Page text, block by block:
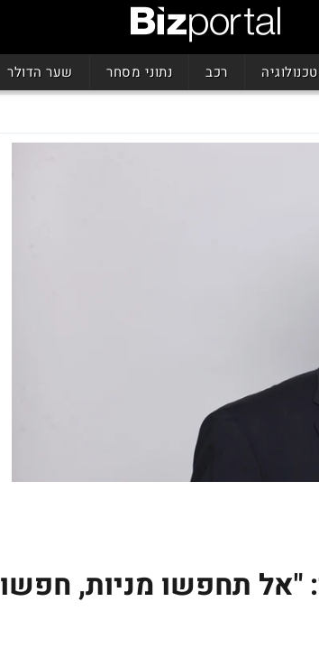
טכנולוגיה רכב נתוני מסחר שער הדולר
"אל תחפשו מניות, חפשו